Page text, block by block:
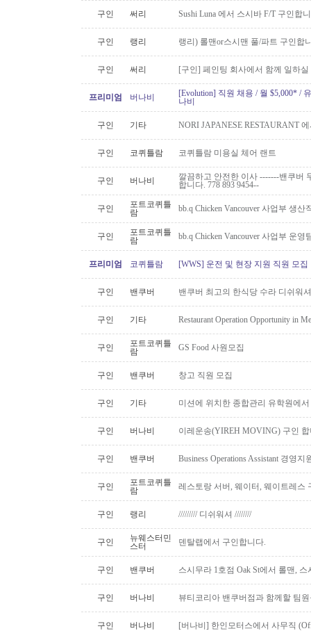
구인 써리 Sushi Luna 에서 스시바 F/T 구인합
구인 랭리 랭리) 롤맨or스시맨 풀/파트 구인합
구인 써리 [구인] 페인팅 회사에서 함께 일하
프리미엄 버나비
[Evolution] 직원 채용 / 월 $5,000* /
나비
구인 기타 NORI JAPANESE RESTAURANT
구인 코퀴틀람 코퀴틀람 미용실 체어 랜트
구인 버나비
깔끔하고 안전한 이사 -------밴쿠버
합니다. 778 893 9454--
구인
포트코퀴틀
람
bb.q Chicken Vancouver 사업부 생
구인
포트코퀴틀
람
bb.q Chicken Vancouver 사업부 운
프리미엄 코퀴틀람 [WWS] 운전 및 현장 지원 직원 모집
구인 밴쿠버 밴쿠버 최고의 한식당 수라 디쉬워
구인 기타 Restaurant Operation Opportunity in
구인
포트코퀴틀
람
GS Food 사원모집
구인 밴쿠버 창고 직원 모집
구인 기타 미션에 위치한 종합관리 유학원에
구인 버나비 이레운송(YIREH MOVING) 구인
구인 밴쿠버 Business Operations Assistant 경영
구인
포트코퀴틀
람
레스토랑 서버, 웨이터, 웨이트레스
구인 랭리 ///////// 디쉬워셔 ////////
구인
뉴웨스터민
스터
덴탈랩에서 구인합니다.
구인 밴쿠버 스시무라 1호점 Oak St에서 롤맨,
구인 버나비 뷰티코리아 밴쿠버점과 함께할 팀
구인 버나비 [버나비] 한인모터스에서 사무직